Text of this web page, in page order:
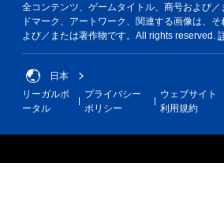
全コンテンツ、ゲームタイトル、商号および
ドマーク、アートワーク、関連する画像は、
よび／または著作物です。All rights reserved.
日本
リーガルポ
ータル
プライバシー
ポリシー
ウェブサイト
利用規約